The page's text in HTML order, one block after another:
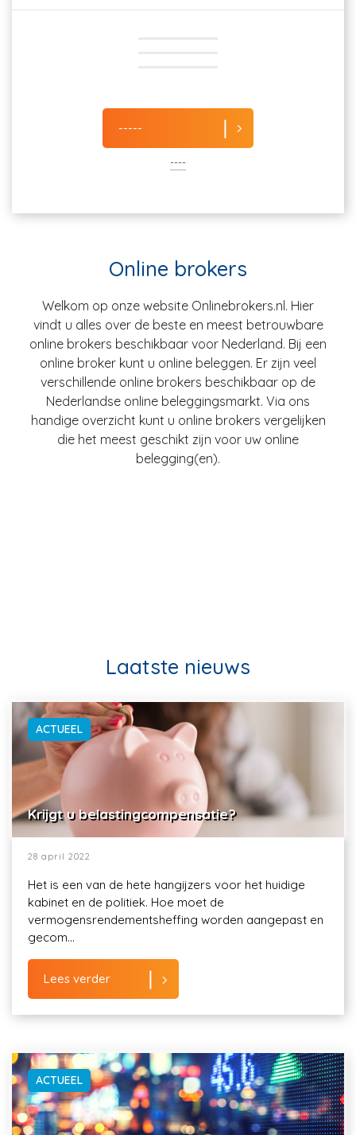
-----
----
Online brokers
Welkom op onze website Onlinebrokers.nl. Hier
vindt u alles over de beste en meest betrouwbare
online brokers beschikbaar voor Nederland. Bij een
online broker kunt u online beleggen. Er zijn veel
verschillende online brokers beschikbaar op de
Nederlandse online beleggingsmarkt. Via ons
handige overzicht kunt u online brokers vergelijken
die het meest geschikt zijn voor uw online
belegging(en).
Laatste nieuws
ACTUEEL
Krijgt u belastingcompensatie?
28 april 2022
Het is een van de hete hangijzers voor het huidige
kabinet en de politiek. Hoe moet de
vermogensrendementsheffing worden aangepast en
gecom...
Lees verder
ACTUEEL